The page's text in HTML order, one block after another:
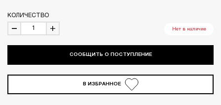
КОЛИЧЕСТВО
Нет в наличие
СООБЩИТЬ О ПОСТУПЛЕНИЕ
В ИЗБРАННОЕ